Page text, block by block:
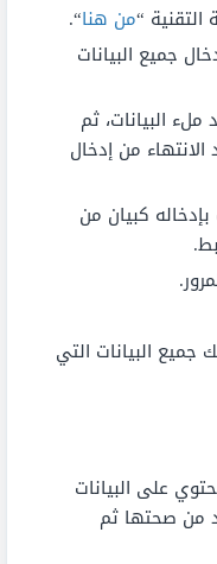
“من هنا“.
جميع البيانات
البيانات، ثم
من إدخال
كبيان من
البيانات التي
على البيانات
من صحتها ثم